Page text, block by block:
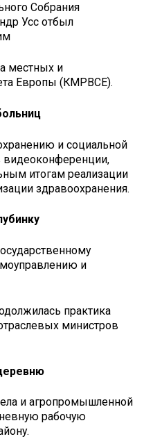
Собрания
Усс отбыл
местных и
Европы (КМРВСЕ).
и социальной
видеоконференции,
итогам реализации
здравоохранения.
и
практика
министров
и агропромышленной
рабочую